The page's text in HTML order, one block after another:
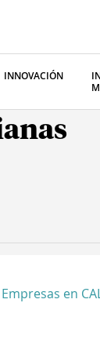
INNOVACIÓN
Empresas en